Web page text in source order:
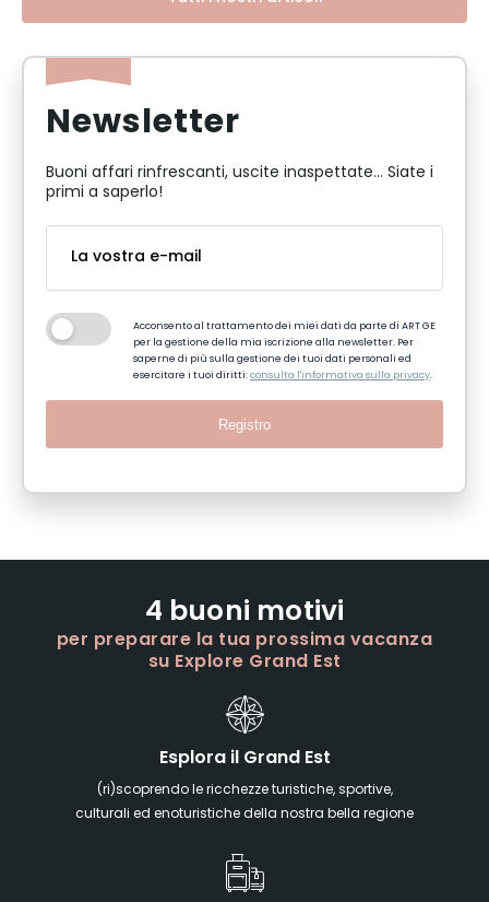
Newsletter
Buoni affari rinfrescanti, uscite inaspettate... Siate i
primi a saperlo!
Acconsento al trattamento dei miei dati da parte di ART GE
per la gestione della mia iscrizione alla newsletter. Per
saperne di più sulla gestione dei tuoi dati personali ed
esercitare i tuoi diritti:consulta l'informativa sulla privacy.
Registro
4 buoni motivi
per preparare la tua prossima vacanza
su Explore Grand Est
Esplora il Grand Est
(ri)scoprendo le ricchezze turistiche, sportive,
culturali ed enoturistiche della nostra bella regione